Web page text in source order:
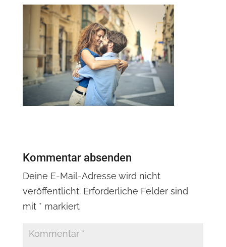
Kommentar absenden
Deine E-Mail-Adresse wird nicht
veröffentlicht. Erforderliche Felder sind
mit * markiert